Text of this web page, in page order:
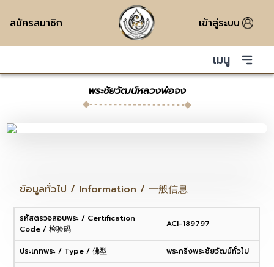
สมัครสมาชิก เข้าสู่ระบบ
เมนู
พระชัยวัฒน์หลวงพ่อจง
ข้อมูลทั่วไป / Information / 一般信息
รหัสตรวจสอบพระ / Certification
Code / 检验码
ACI-189797
ประเภทพระ / Type / 佛型
พระกริ่งพระชัยวัฒน์ทั่วไป